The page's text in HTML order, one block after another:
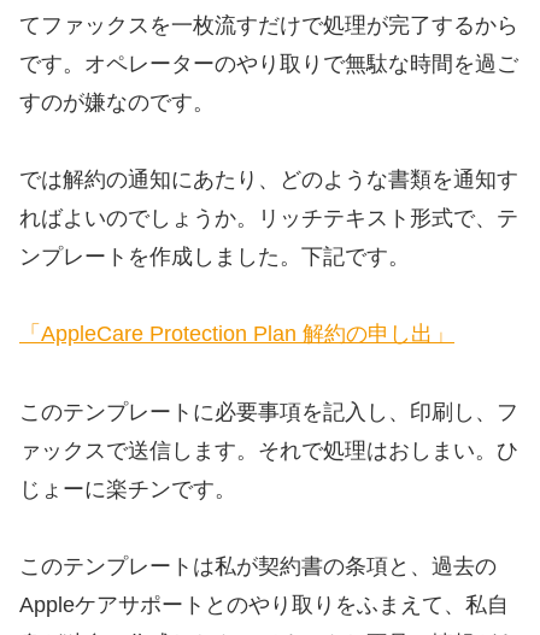
てファックスを一枚流すだけで処理が完了するから
です。オペレーターのやり取りで無駄な時間を過ご
すのが嫌なのです。
では解約の通知にあたり、どのような書類を通知す
ればよいのでしょうか。リッチテキスト形式で、テ
ンプレートを作成しました。下記です。
「AppleCare Protection Plan 解約の申し出」
このテンプレートに必要事項を記入し、印刷し、フ
ァックスで送信します。それで処理はおしまい。ひ
じょーに楽チンです。
このテンプレートは私が契約書の条項と、過去の
Appleケアサポートとのやり取りをふまえて、私自